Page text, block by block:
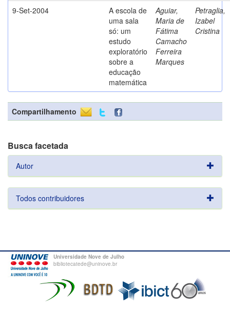
9-Set-2004
A escola de
uma sala
só: um
estudo
exploratório
sobre a
educação
matemática
Aguiar,
Maria de
Fátima
Camacho
Ferreira
Marques
Petraglia,
Izabel
Cristina
Compartilhamento
Busca facetada
Autor
Todos contribuidores
Universidade Nove de Julho
bibliotecatede@uninove.br